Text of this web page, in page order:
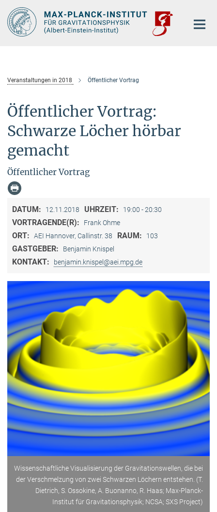
Hauptinhalt
Veranstaltungen in 2018 Öffentlicher Vortrag
Öffentlicher Vortrag:
Schwarze Löcher hörbar
gemacht
Öffentlicher Vortrag
DATUM: 12.11.2018 UHRZEIT: 19:00 - 20:30
VORTRAGENDE(R): Frank Ohme
ORT: AEI Hannover, Callinstr. 38 RAUM: 103
GASTGEBER: Benjamin Knispel
KONTAKT: benjamin.knispel@aei.mpg.de
Wissenschaftliche Visualisierung der Gravitationswellen, die bei
der Verschmelzung von zwei Schwarzen Löchern entstehen. (T.
Dietrich, S. Ossokine, A. Buonanno, R. Haas; Max-Planck-
Institut für Gravitationsphysik; NCSA; SXS Project)